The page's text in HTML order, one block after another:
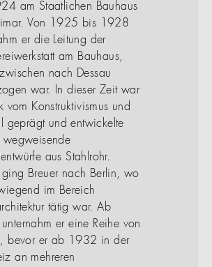
am Staatlichen Bauhaus
Von 1925 bis 1928
er die Leitung der
am Bauhaus,
nach Dessau
war. In dieser Zeit war
vom Konstruktivismus und
geprägt und entwickelte
wegweisende
aus Stahlrohr.
ging Breuer nach Berlin, wo
im Bereich
tätig war. Ab
er eine Reihe von
bevor er ab 1932 in der
an mehreren